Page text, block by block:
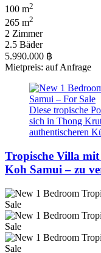
100 m2
265 m2
2 Zimmer
2.5 Bäder
5.990.000 ฿
Mietpreis: auf Anfrage
Diese tropische
sich in Thong
authentischeren
Tropische Villa
Koh Samui – zu